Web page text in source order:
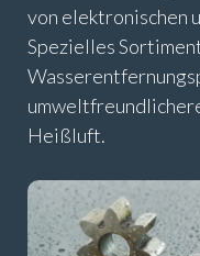
von elektronischen
Spezielles
Heißluft.